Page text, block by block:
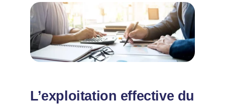
L’exploitation effective du